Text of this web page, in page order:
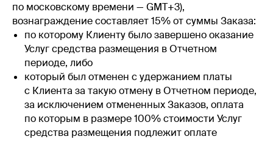
по московскому времени — GMT+3),
вознаграждение составляет 15% от суммы Заказа:
по которому Клиенту было завершено оказание
Услуг средства размещения в Отчетном
периоде, либо
который был отменен с удержанием платы
с Клиента за такую отмену в Отчетном периоде,
за исключением отмененных Заказов, оплата
по которым в размере 100% стоимости Услуг
средства размещения подлежит оплате